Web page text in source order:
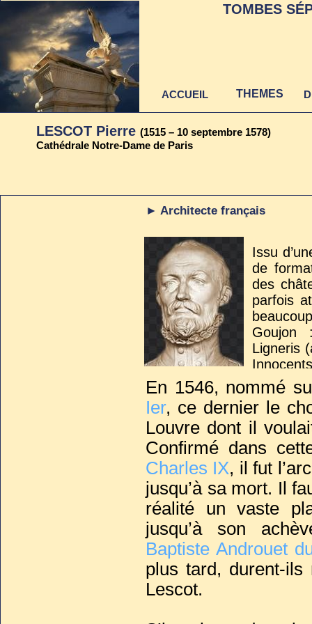
► Architecte français
LESCOT Pierre (1515 – 10 septembre 1578)
Cathédrale Notre-Dame de Paris
Issu
de
des
parfois
Ligneris
Mais
reste
En 1546, nommé
Ier, ce dernier le
Louvre dont il
Confirmé dans
Charles IX, il fut
jusqu’à sa mort. Il
réalité un vaste
jusqu’à son
Baptiste Androuet
plus tard, durent-ils
Lescot.
TOMBES
ACCUEIL THEMES